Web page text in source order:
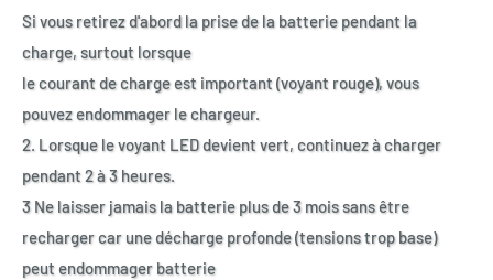
Si vous retirez d'abord la prise de la batterie pendant la
charge, surtout lorsque
le courant de charge est important (voyant rouge), vous
pouvez endommager le chargeur.
2. Lorsque le voyant LED devient vert, continuez à charger
pendant 2 à 3 heures.
3 Ne laisser jamais la batterie plus de 3 mois sans être
recharger car une décharge profonde (tensions trop base)
peut endommager batterie